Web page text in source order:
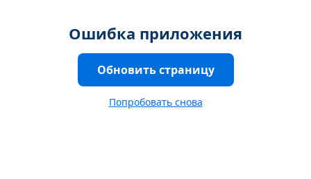
Ошибка приложения
Обновить страницу
Попробовать снова